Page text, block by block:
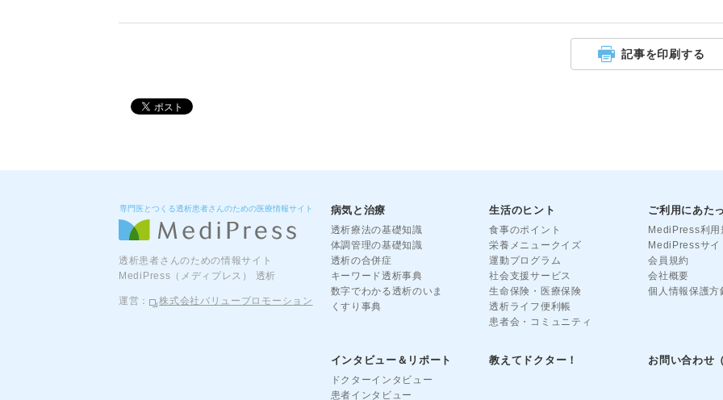
記事を印刷する
病気と治療
透析療法の基礎知識
体調管理の基礎知識
透析の合併症
キーワード透析事典
数字でわかる透析のいま
くすり事典
生活のヒント
食事のポイント
栄養メニュークイズ
運動プログラム
社会支援サービス
生命保険・医療保険
透析ライフ便利帳
患者会・コミュニティ
ご利用にあた
MediPress利用
MediPressサイ
会員規約
会社概要
個人情報保護方
インタビュー＆リポート
ドクターインタビュー
患者インタビュー
教えてドクター！ お問い合わせ
専門医とつくる透析患者さんのための医療情報サイト
透析患者さんのための情報サイト
MediPress（メディプレス） 透析
運営： 株式会社バリュープロモーション